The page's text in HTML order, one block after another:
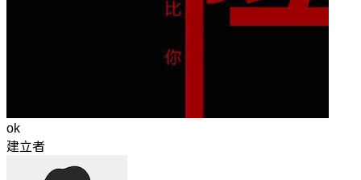
ok
建立者